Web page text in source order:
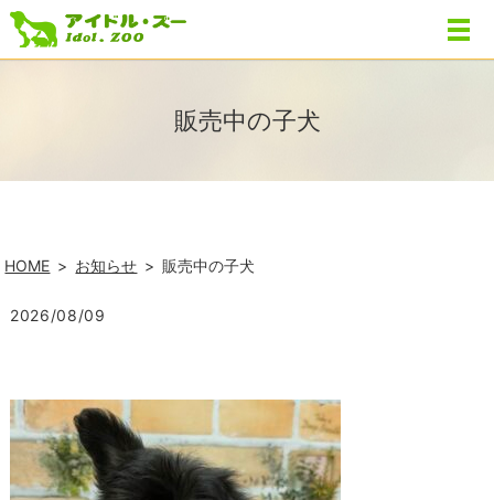
販売中の子犬
HOME お知らせ 販売中の子犬
2026/08/09